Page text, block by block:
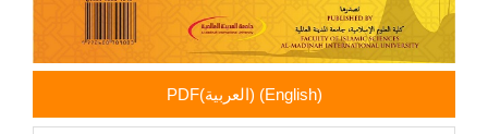
PDF(العربية) (English)